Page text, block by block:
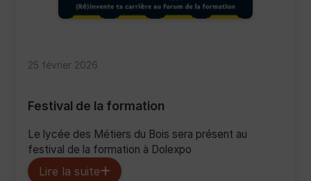
25 février 2026
Festival de la formation
Le lycée des Métiers du Bois sera présent au
festival de la formation à Dolexpo
Lire la suite